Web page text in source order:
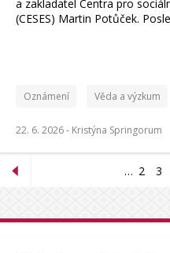
a zakladatel Centra pro
(CESES) Martin Potůček.
Oznámení Věda a výzkum
22. 6. 2026 - Kristýna Springorum
… 2 3